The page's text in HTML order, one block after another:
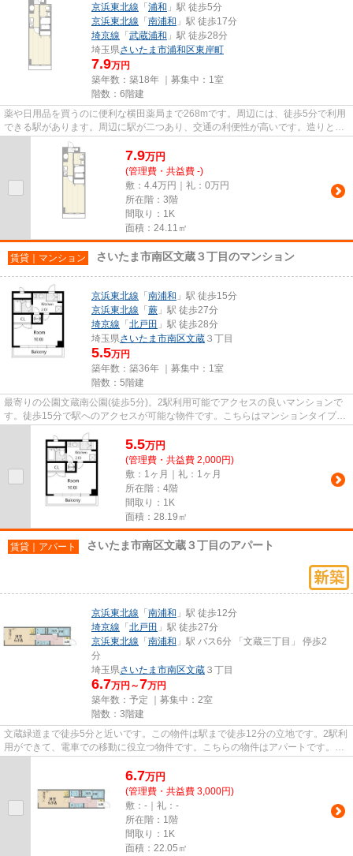
京浜東北線 「 浦和 」駅 徒歩5分
京浜東北線 「 南浦和 」駅 徒歩17分
埼京線 「 武蔵浦和 」駅 徒歩28分
埼玉県さいたま市浦和区東岸町
7.9万円
築年数：築18年 ｜募集中： 1室
階数：6階建
薬や日用品を買うのに便利な横田薬局まで268mです。周辺には、徒歩5分で利用
できる駅があります。周辺に駅が二つあり、交通の利便性が高いです。造りとデ
ザインに関して、自信をもって...
7.9万円
(管理費・共益費 -)
敷：4.4万円｜礼：0万円
所在階：3階
間取り：1K
面積：24.11㎡
賃貸｜マンション さいたま市南区文蔵３丁目のマンション
京浜東北線 「 南浦和 」駅 徒歩15分
京浜東北線 「 蕨 」駅 徒歩27分
埼京線 「 北戸田 」駅 徒歩28分
埼玉県さいたま市南区文蔵 ３丁目
5.5万円
築年数：築36年 ｜募集中： 1室
階数：5階建
最寄りの公園文蔵南公園(徒歩5分)。2駅利用可能でアクセスの良いマンションで
す。徒歩15分で駅へのアクセスが可能な物件です。こちらはマンションタイプに
5.5万円
(管理費・共益費 2,000円)
敷：1ヶ月｜礼：1ヶ月
所在階：4階
間取り：1K
面積：28.19㎡
賃貸｜アパート さいたま市南区文蔵３丁目のアパート
京浜東北線 「 南浦和 」駅 徒歩12分
埼京線 「 北戸田 」駅 徒歩27分
京浜東北線 「 南浦和 」駅 バス6分 「文蔵三丁目」 停歩2
分
埼玉県さいたま市南区文蔵 ３丁目
6.7万円～7万円
築年数：予定 ｜募集中： 2室
階数：3階建
文蔵緑道まで徒歩5分と近いです。この物件は駅まで徒歩12分の立地です。2駅利
用ができて、電車での移動に役立つ物件です。こちらの物件はアパートです。当
6.7万円
(管理費・共益費 3,000円)
敷：-｜礼：-
所在階：1階
間取り：1K
面積：22.05㎡